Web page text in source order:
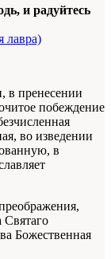
и радуйтесь
лавра)
в пренесении
побеждение
во изведении
в
Святаго
Божественная